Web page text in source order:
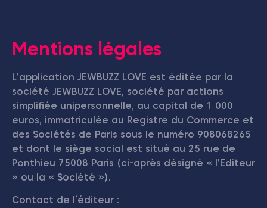
Mentions légales
L’application JEWBUZZ LOVE est éditée par la
société JEWBUZZ LOVE, société par actions
simplifiée unipersonnelle, au capital de 1 000
euros, immatriculée au Registre du Commerce et
des Sociétés de Paris sous le numéro 908068265
et dont le siège social est situé au 25 rue de
Ponthieu 75008 Paris (ci-après désigné « l’Editeur
» ou la « Société »).
Contact de l’éditeur :